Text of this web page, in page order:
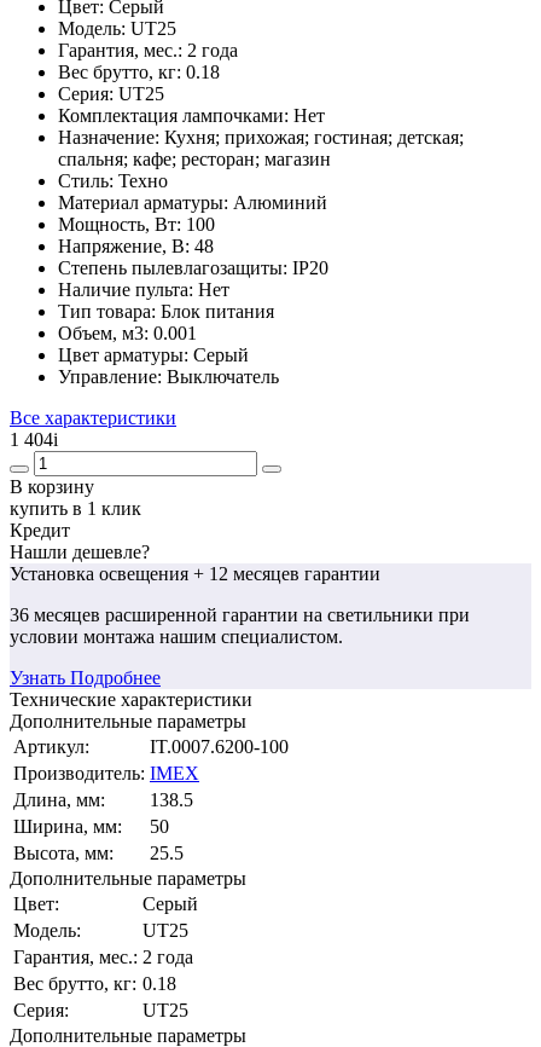
Цвет: Серый
Модель: UT25
Гарантия, мес.: 2 года
Вес брутто, кг: 0.18
Серия: UT25
Комплектация лампочками: Нет
Назначение: Кухня; прихожая; гостиная; детская;
спальня; кафе; ресторан; магазин
Стиль: Техно
Материал арматуры: Алюминий
Мощность, Вт: 100
Напряжение, В: 48
Степень пылевлагозащиты: IP20
Наличие пульта: Нет
Тип товара: Блок питания
Объем, м3: 0.001
Цвет арматуры: Серый
Управление: Выключатель
Все характеристики
1 404i
В корзину
купить в 1 клик
Кредит
Нашли дешевле?
Установка освещения + 12 месяцев гарантии
36 месяцев расширенной гарантии на светильники при
условии монтажа нашим специалистом.
Узнать Подробнее
Технические характеристики
Дополнительные параметры
Артикул:
IT.0007.6200-100
Производитель: IMEX
Длина, мм:
138.5
Ширина, мм:
50
Высота, мм:
25.5
Дополнительные параметры
Цвет:
Серый
Модель:
UT25
Гарантия, мес.: 2 года
Вес брутто, кг: 0.18
Серия:
UT25
Дополнительные параметры